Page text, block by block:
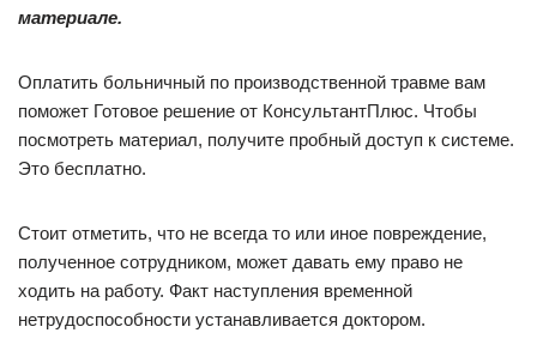
материале.
Оплатить больничный по производственной травме вам
поможет Готовое решение от КонсультантПлюс. Чтобы
посмотреть материал, получите пробный доступ к системе.
Это бесплатно.
Стоит отметить, что не всегда то или иное повреждение,
полученное сотрудником, может давать ему право не
ходить на работу. Факт наступления временной
нетрудоспособности устанавливается доктором.